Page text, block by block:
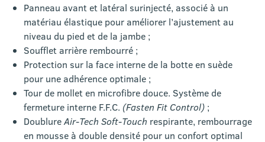
Panneau avant et latéral surinjecté, associé à un
matériau élastique pour améliorer l’ajustement au
niveau du pied et de la jambe ;
Soufflet arrière rembourré ;
Protection sur la face interne de la botte en suède
pour une adhérence optimale ;
Tour de mollet en microfibre douce. Système de
fermeture interne F.F.C. (Fasten Fit Control) ;
DoublureAir-Tech Soft-Touch respirante, rembourrage
en mousse à double densité pour un confort optimal